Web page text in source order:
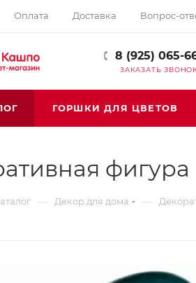
Оплата Доставка Вопрос-
8 (925) 065-
ЗАКАЗАТЬ
ГОРШКИ ДЛЯ ЦВЕТОВ
— Декор для дома —